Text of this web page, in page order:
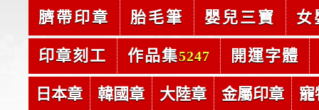
臍帶印章 胎毛筆 嬰兒三寶 女
印章刻工 作品集5247 開運字體
日本章 韓國章 大陸章 金屬印章 寵